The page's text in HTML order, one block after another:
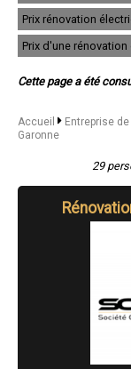
- Entreprise de
- Entreprise de
-
- Entreprise
- Entreprise
- Entreprise de
- Entreprise de
- Entreprise de
-
- Entreprise de
- Entreprise
- Entreprise de
- Entreprise de
- Entreprise
-
Prix rénovation
Prix d'une
Cette page a été
Accueil
Entreprise
Garonne
29